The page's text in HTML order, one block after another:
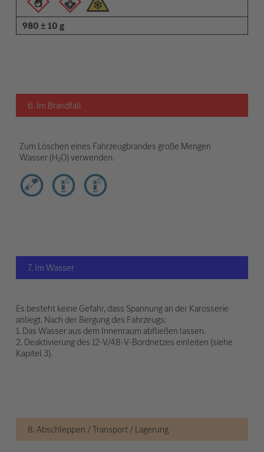
980 ± 10 g
6. Im Brandfall
Zum Löschen eines Fahrzeugbrandes große Mengen
Wasser (H₂O) verwenden.
7. Im Wasser
Es besteht keine Gefahr, dass Spannung an der Karosserie
anliegt. Nach der Bergung des Fahrzeugs:
1. Das Wasser aus dem Innenraum abfließen lassen.
2. Deaktivierung des 12-V/48-V-Bordnetzes einleiten (siehe
Kapitel 3).
8. Abschleppen / Transport / Lagerung